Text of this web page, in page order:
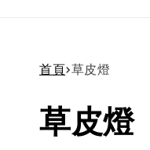
首頁›草皮燈
草皮燈